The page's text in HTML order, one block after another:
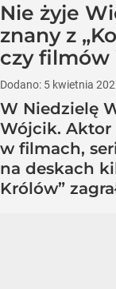
Nie żyje
znany z
czy filmów
Dodano: 5 kwietnia
W Niedzielę
Wójcik. Aktor
w filmach,
na deskach
Królów”